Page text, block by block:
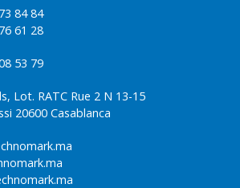
84 84
61 28
53 79
Lot. RATC Rue 2 N 13-15
20600 Casablanca